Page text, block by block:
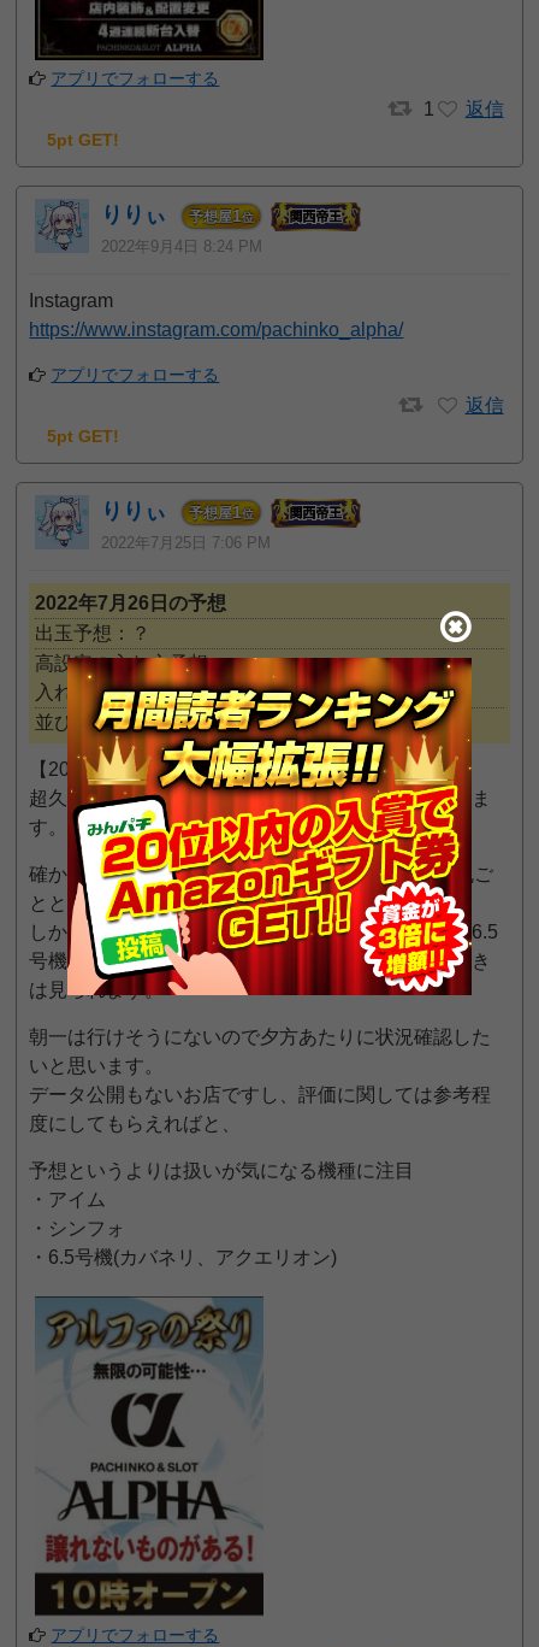
アプリでフォローする
1 返信
5pt GET!
りりぃ 予想屋1位
2022年9月4日 8:24 PM
Instagram
https://www.instagram.com/pachinko_alpha/
アプリでフォローする
返信
5pt GET!
りりぃ 予想屋1位
2022年7月25日 7:06 PM
2022年7月26日の予想
出玉予想：？
高設定の入れ方予想：
入れ方不明
並び予想：0～9人
【2022/7/26(火) 6のつく日】
超久々にこのお店の状況を確認しに行きたいと思いま
す。
確かにモバスロ配信してまど2全6とかジャグラー丸ご
ととかやっていた頃の勢いはないです。
しかし一時よりはラインナップも良くなり、話題の6.5
号機も系列で大量導入するなど現状打破に向けた動き
は見られます。
朝一は行けそうにないので夕方あたりに状況確認した
いと思います。
データ公開もないお店ですし、評価に関しては参考程
度にしてもらえればと、
予想というよりは扱いが気になる機種に注目
・アイム
・シンフォ
・6.5号機(カバネリ、アクエリオン)
アプリでフォローする